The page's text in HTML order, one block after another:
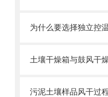
为什么要选择独立控
土壤干燥箱与鼓风干